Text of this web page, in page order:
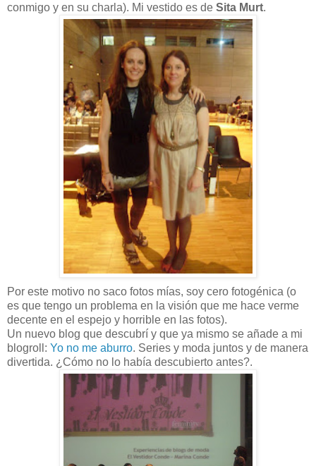
conmigo y en su charla). Mi vestido es de Sita Murt.
Por este motivo no saco fotos mías, soy cero fotogénica (o
es que tengo un problema en la visión que me hace verme
decente en el espejo y horrible en las fotos).
Un nuevo blog que descubrí y que ya mismo se añade a mi
blogroll: Yo no me aburro. Series y moda juntos y de manera
divertida. ¿Cómo no lo había descubierto antes?.